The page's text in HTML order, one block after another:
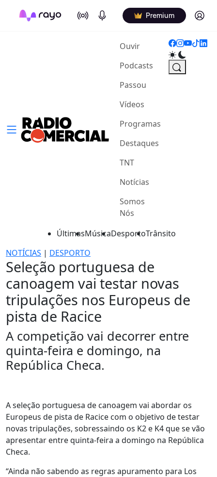
On Air Podcasts Premium Log in
Ouvir(current)
Podcasts
Passou
Vídeos
Programas
Destaques
TNT
Notícias
Somos
Nós
ÚltimasMúsicaDesportoTrânsito
NOTÍCIAS | DESPORTO
Seleção portuguesa de
canoagem vai testar novas
tripulações nos Europeus de
pista de Racice
A competição vai decorrer entre
quinta-feira e domingo, na
República Checa.
A seleção portuguesa de canoagem vai abordar os
Europeus de pista de Racice com o objetivo de testar
novas tripulações, sobressaindo os K2 e K4 que se vão
apresentar entre quinta-feira a domingo na República
Checa.
“Ainda não sabendo as regras apuramento para Los